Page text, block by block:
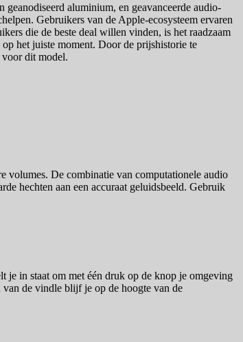
aluminium, en geavanceerde audio-
Gebruikers van de Apple-ecosysteem ervaren
die de beste deal willen vinden, is het raadzaam
het juiste moment. Door de prijshistorie te
voor dit model.
De combinatie van computationele audio
hechten aan een accuraat geluidsbeeld. Gebruik
in staat om met één druk op de knop je omgeving
de vindle blijf je op de hoogte van de